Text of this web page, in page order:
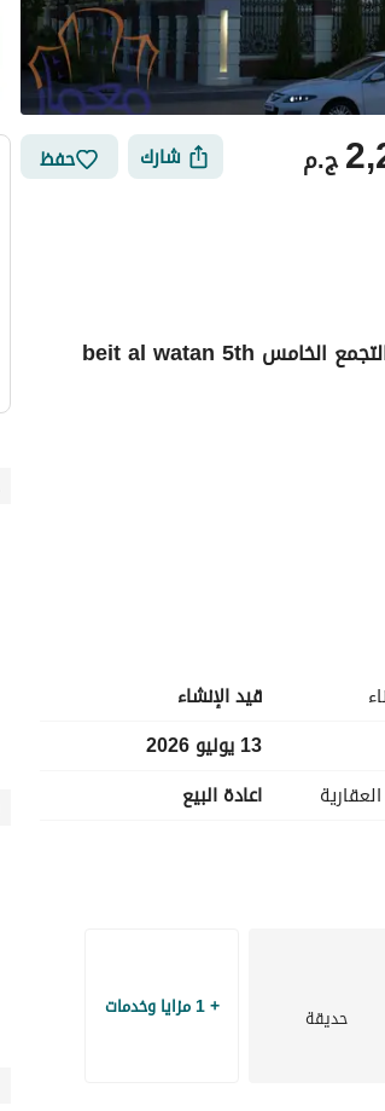
ج.م شارك حفظ
شقة للبيع 146 متر بجاردن بمنطقة بيت الوطن الحي الثاني التجمع الخامس beit al watan 5th
قيد الإنشاء
13 يوليو 2026
اعادة البيع
حديقة + 1 مزايا وخدمات